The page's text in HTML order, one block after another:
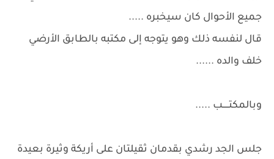
جميع الأحوال كان سيخبره .....
قال لنفسه ذلك وهو يتوجه إلى مكتبه بالطابق الأرضي
خلف والده ......
وبالمكتـــــب .....
جلس الجد رشدي بقدمان ثقيلتان على أريكة وثيرة بعيدة